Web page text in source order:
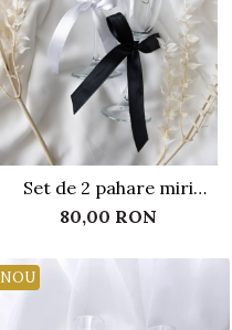
Set de 2 pahare miri
personalizate - Wifey and
Hubby
80,00 RON
NOU